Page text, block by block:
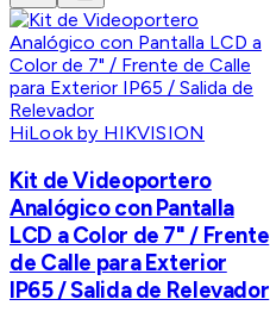
HiLook by HIKVISION
Kit de Videoportero
Analógico con Pantalla
LCD a Color de 7" / Frente
de Calle para Exterior
IP65 / Salida de Relevador